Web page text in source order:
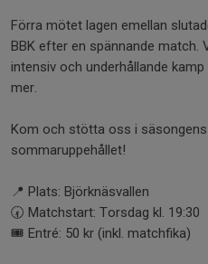
Förra mötet lagen emellan
BBK efter en spännande
intensiv och underhållande
mer.
Kom och stötta oss i
sommaruppehållet!
📍 Plats: Björknäsvallen
🕢 Matchstart: Torsdag kl. 19:30
🎟️ Entré: 50 kr (inkl. matchfika)